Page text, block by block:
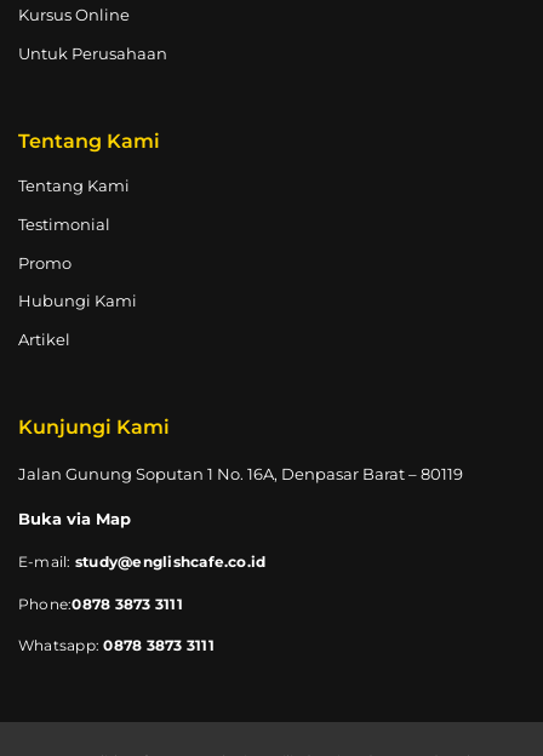
Kursus Online
Untuk Perusahaan
Tentang Kami
Tentang Kami
Testimonial
Promo
Hubungi Kami
Artikel
Kunjungi Kami
Jalan Gunung Soputan 1 No. 16A, Denpasar Barat – 80119
Buka via Map
E-mail: study@englishcafe.co.id
Phone:0878 3873 3111
Whatsapp:0878 3873 3111